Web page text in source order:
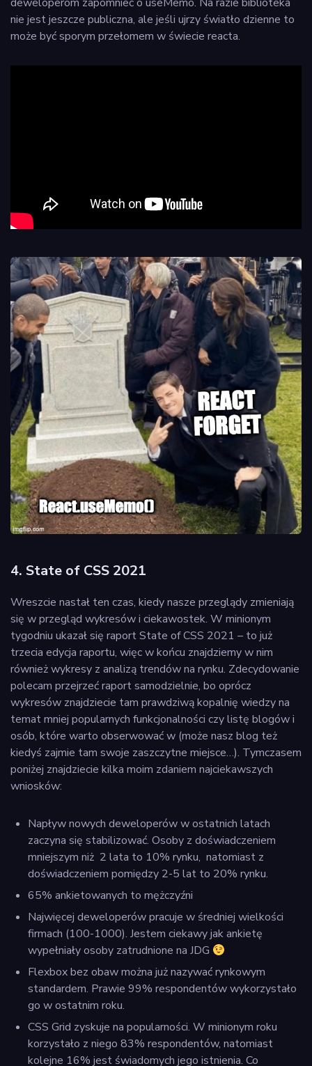
nie jest jeszcze publiczna, ale jeśli ujrzy światło dzienne to
może być sporym przełomem w świecie reacta.
4. State of CSS 2021
Wreszcie nastał ten czas, kiedy nasze przeglądy zmieniają
się w przegląd wykresów i ciekawostek. W minionym
tygodniu ukazał się raport State of CSS 2021 – to już
trzecia edycja raportu, więc w końcu znajdziemy w nim
również wykresy z analizą trendów na rynku. Zdecydowanie
polecam przejrzeć raport samodzielnie, bo oprócz
wykresów znajdziecie tam prawdziwą kopalnię wiedzy na
temat mniej popularnych funkcjonalności czy listę blogów i
osób, które warto obserwować w (może nasz blog też
kiedyś zajmie tam swoje zaszczytne miejsce…). Tymczasem
poniżej znajdziecie kilka moim zdaniem najciekawszych
wniosków:
Napływ nowych deweloperów w ostatnich latach
zaczyna się stabilizować. Osoby z doświadczeniem
mniejszym niż 2 lata to 10% rynku, natomiast z
doświadczeniem pomiędzy 2-5 lat to 20% rynku.
​​65% ankietowanych to mężczyźni
Najwięcej deweloperów pracuje w średniej wielkości
firmach (100-1000). Jestem ciekawy jak ankietę
wypełniały osoby zatrudnione na JDG
Flexbox bez obaw można już nazywać rynkowym
standardem. Prawie 99% respondentów wykorzystało
go w ostatnim roku.
CSS Grid zyskuje na popularności. W minionym roku
korzystało z niego 83% respondentów, natomiast
kolejne 16% jest świadomych jego istnienia. Co